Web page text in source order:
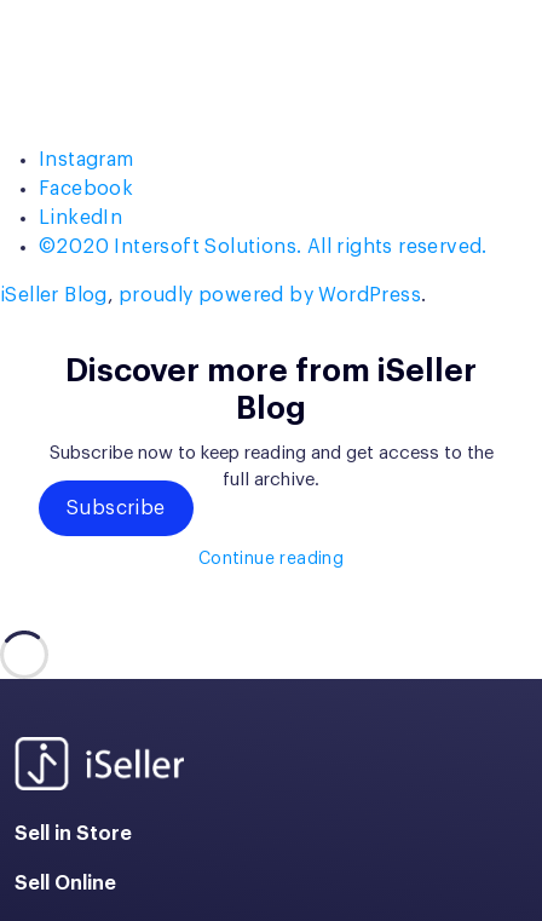
Instagram
Facebook
LinkedIn
©2020 Intersoft Solutions. All rights reserved.
iSeller Blog, proudly powered by WordPress.
Discover more from iSeller
Blog
Subscribe now to keep reading and get access to the
full archive.
Subscribe
Continue reading
Sell in Store
Sell Online